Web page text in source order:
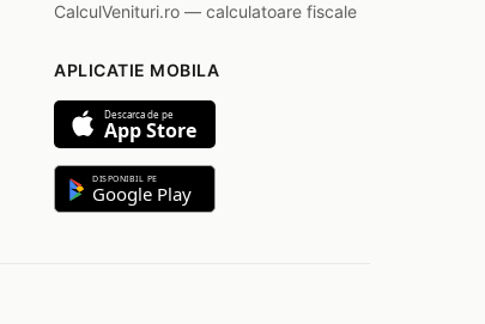
CalculVenituri.ro — calculatoare fiscale
APLICATIE MOBILA
Descarca de pe
App Store
DISPONIBIL PE
Google Play